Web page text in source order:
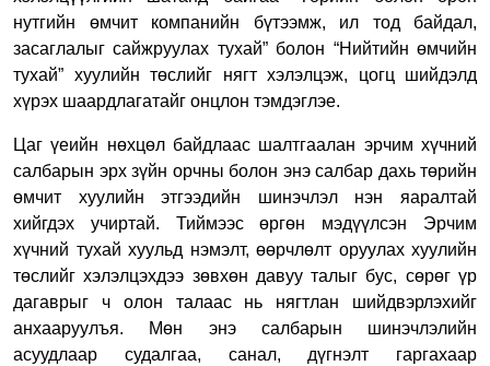
нутгийн өмчит компанийн бүтээмж, ил тод байдал,
засаглалыг сайжруулах тухай” болон “Нийтийн өмчийн
тухай” хуулийн төслийг нягт хэлэлцэж, цогц шийдэлд
хүрэх шаардлагатайг онцлон тэмдэглэе.
Цаг үеийн нөхцөл байдлаас шалтгаалан эрчим хүчний
салбарын эрх зүйн орчны болон энэ салбар дахь төрийн
өмчит хуулийн этгээдийн шинэчлэл нэн яаралтай
хийгдэх учиртай. Тиймээс өргөн мэдүүлсэн Эрчим
хүчний тухай хуульд нэмэлт, өөрчлөлт оруулах хуулийн
төслийг хэлэлцэхдээ зөвхөн давуу талыг бус, сөрөг үр
дагаврыг ч олон талаас нь нягтлан шийдвэрлэхийг
анхааруулъя. Мөн энэ салбарын шинэчлэлийн
асуудлаар судалгаа, санал, дүгнэлт гаргахаар